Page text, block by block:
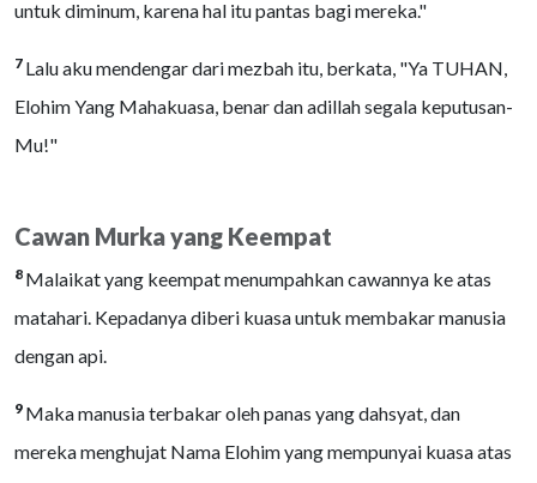
untuk diminum, karena hal itu pantas bagi mereka."
7 Lalu aku mendengar dari mezbah itu, berkata, "Ya TUHAN,
Elohim Yang Mahakuasa, benar dan adillah segala keputusan-
Mu!"
Cawan Murka yang Keempat
8 Malaikat yang keempat menumpahkan cawannya ke atas
matahari. Kepadanya diberi kuasa untuk membakar manusia
dengan api.
9 Maka manusia terbakar oleh panas yang dahsyat, dan
mereka menghujat Nama Elohim yang mempunyai kuasa atas